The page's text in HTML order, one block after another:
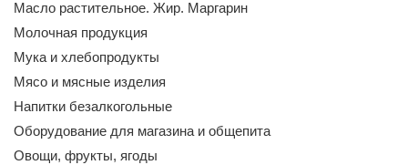
Масло растительное. Жир. Маргарин
Молочная продукция
Мука и хлебопродукты
Мясо и мясные изделия
Напитки безалкогольные
Оборудование для магазина и общепита
Овощи, фрукты, ягоды